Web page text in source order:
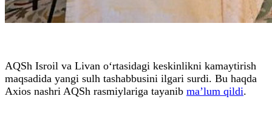
AQSh Isroil va Livan o‘rtasidagi keskinlikni kamaytirish
maqsadida yangi sulh tashabbusini ilgari surdi. Bu haqda
Axios nashri AQSh rasmiylariga tayanib ma’lum qildi.